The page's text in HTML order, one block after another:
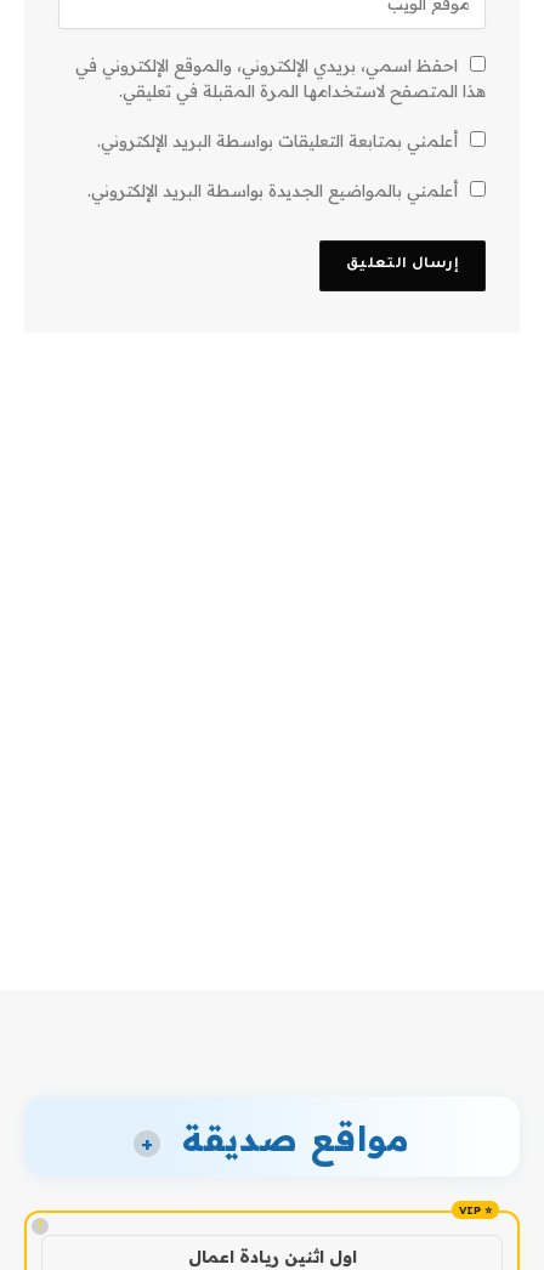
احفظ اسمي، بريدي الإلكتروني، والموقع الإلكتروني في
هذا المتصفح لاستخدامها المرة المقبلة في تعليقي.
أعلمني بمتابعة التعليقات بواسطة البريد الإلكتروني.
أعلمني بالمواضيع الجديدة بواسطة البريد الإلكتروني.
مواقع صديقة +
!
اول اثنين ريادة اعمال